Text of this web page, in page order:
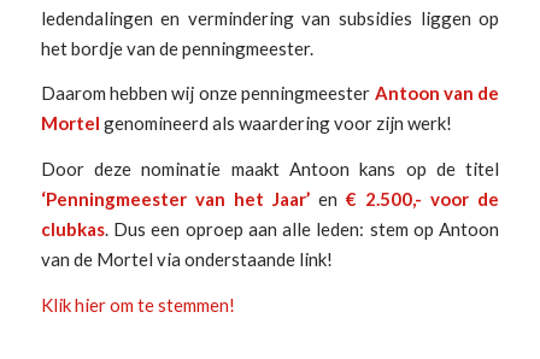
ledendalingen en vermindering van subsidies liggen op
het bordje van de penningmeester.
Daarom hebben wij onze penningmeester Antoon van de
Mortel genomineerd als waardering voor zijn werk!
Door deze nominatie maakt Antoon kans op de titel
‘Penningmeester van het Jaar’en€ 2.500,- voor de
clubkas. Dus een oproep aan alle leden: stem op Antoon
van de Mortel via onderstaande link!
Klik hier om te stemmen!